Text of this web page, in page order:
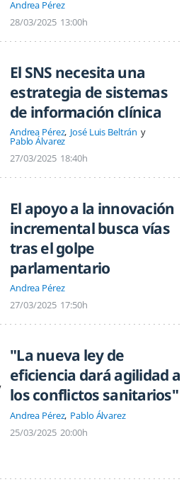
Andrea Pérez
28/03/2025 13:00h
El SNS necesita una
estrategia de sistemas
de información clínica
Andrea Pérez José Luis Beltrán
Pablo Álvarez
27/03/2025 18:40h
El apoyo a la innovación
incremental busca vías
tras el golpe
parlamentario
Andrea Pérez
27/03/2025 17:50h
"La nueva ley de
eficiencia dará agilidad a
los conflictos sanitarios"
Andrea Pérez Pablo Álvarez
25/03/2025 20:00h